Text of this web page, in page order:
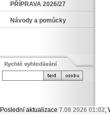
PŘÍPRAVA 2026/27
Návody a pomůcky
Poslední aktualizace7.08 2026 01:02,